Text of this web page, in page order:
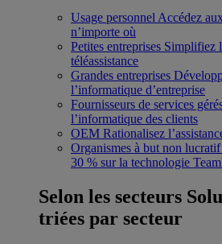
Usage personnel Accédez
n’importe où
Petites entreprises Simplifiez
téléassistance
Grandes entreprises
l’informatique d’entreprise
Fournisseurs de services
l’informatique des clients
OEM Rationalisez
Organismes à but non
30 % sur la technologie
Selon les secteurs
triées par secteur